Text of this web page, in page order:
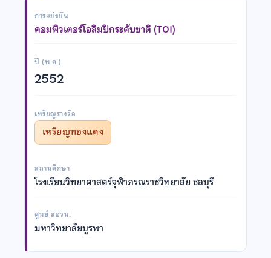
การแข่งขัน
คอมพิวเตอร์โอลิมปิกระดับชาติ (TOI)
ปี (พ.ศ.)
2552
เหรียญรางวัล
เหรียญทองแดง
สถานศึกษา
โรงเรียนวิทยาศาสตร์จุฬาภรณราชวิทยาลัย ชลบุรี
ศูนย์ สอวน.
มหาวิทยาลัยบูรพา